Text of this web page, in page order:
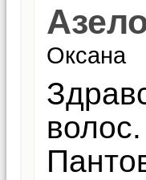
Оксана